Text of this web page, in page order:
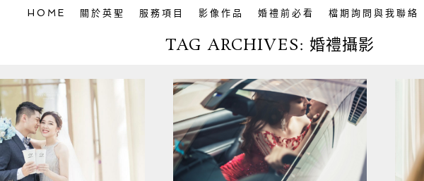
HOME 關於英聖 服務項目 影像作品 婚禮前必看 檔期詢問與我聯絡
TAG ARCHIVES: 婚禮攝影